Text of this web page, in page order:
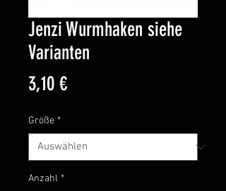
Jenzi Wurmhaken siehe
Varianten
3,10 €Preis
Größe *
Anzahl *